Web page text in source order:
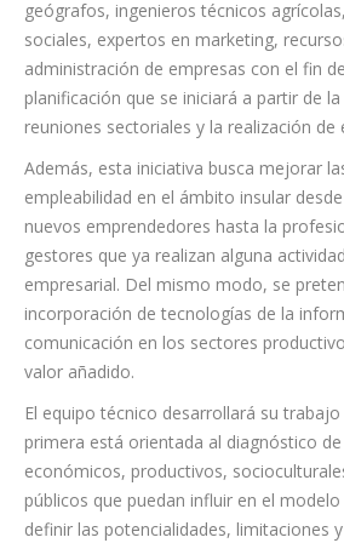
geógrafos, ingenieros técnicos
sociales, expertos en marketing,
administración de empresas con el fin
planificación que se iniciará a partir de
reuniones sectoriales y la realización de
Además, esta iniciativa busca mejorar
empleabilidad en el ámbito insular
nuevos emprendedores hasta la
gestores que ya realizan alguna
empresarial. Del mismo modo, se
incorporación de tecnologías de la
comunicación en los sectores
valor añadido.
El equipo técnico desarrollará su
primera está orientada al diagnóstico
económicos, productivos,
públicos que puedan influir en el
definir las potencialidades, limitaciones